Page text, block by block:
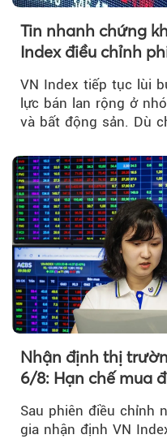
Tin nhanh chứng
Index điều chỉnh
chờ phản ứng tại
VN Index tiếp tục lùi
lực bán lan rộng ở
và bất động sản. Dù
Nhận định thị
6/8: Hạn chế mua
Sau phiên điều chỉnh
gia nhận định VN